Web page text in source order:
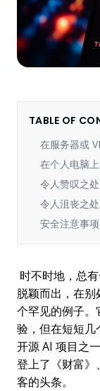
TABLE OF
在服务器或
在个人电脑
令人赞叹之处
令人沮丧之处
安全注意事项
时不时地，总
脱颖而出，在
个罕见的例子
验，但在短短几
开源 AI 项目之
登上了《财富》
客的头条。